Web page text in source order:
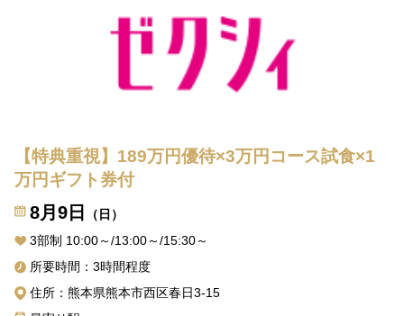
【特典重視】189万円優待×3万円コース試食×1
万円ギフト券付
8月9日
（日）
3部制 10:00～/13:00～/15:30～
所要時間：3時間程度
住所：熊本県熊本市西区春日3-15